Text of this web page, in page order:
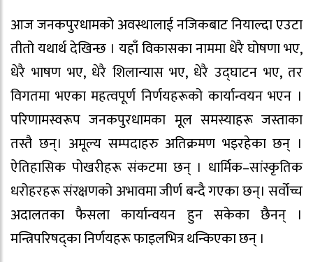
आज जनकपुरधामको अवस्थालाई नजिकबाट नियाल्दा एउटा
तीतो यथार्थ देखिन्छ । यहाँ विकासका नाममा धेरै घोषणा भए,
धेरै भाषण भए, धेरै शिलान्यास भए, धेरै उद्घाटन भए, तर
विगतमा भएका महत्वपूर्ण निर्णयहरूको कार्यान्वयन भएन ।
परिणामस्वरूप जनकपुरधामका मूल समस्याहरू जस्ताका
तस्तै छन्। अमूल्य सम्पदाहरु अतिक्रमण भइरहेका छन् ।
ऐतिहासिक पोखरीहरू संकटमा छन् । धार्मिक–सांस्कृतिक
धरोहरहरू संरक्षणको अभावमा जीर्ण बन्दै गएका छन्। सर्वोच्च
अदालतका फैसला कार्यान्वयन हुन सकेका छैनन् ।
मन्त्रिपरिषद्का निर्णयहरू फाइलभित्र थन्किएका छन् ।